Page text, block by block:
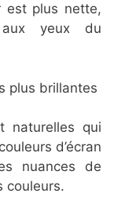
est plus nette,
yeux du
plus brillantes
naturelles qui
d’écran
nuances de
couleurs.